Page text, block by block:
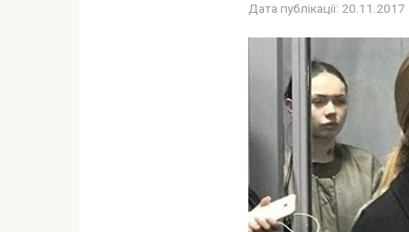
Дата публікації: 20.11.2017